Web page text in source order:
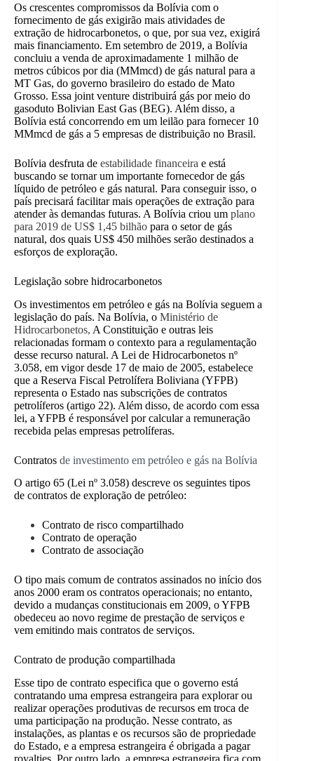
Os crescentes compromissos da Bolívia com o
fornecimento de gás exigirão mais atividades de
extração de hidrocarbonetos, o que, por sua vez, exigirá
mais financiamento. Em setembro de 2019, a Bolívia
concluiu a venda de aproximadamente 1 milhão de
metros cúbicos por dia (MMmcd) de gás natural para a
MT Gas, do governo brasileiro do estado de Mato
Grosso. Essa joint venture distribuirá gás por meio do
gasoduto Bolivian East Gas (BEG). Além disso, a
Bolívia está concorrendo em um leilão para fornecer 10
MMmcd de gás a 5 empresas de distribuição no Brasil.
Bolívia desfruta de estabilidade financeira e está
buscando se tornar um importante fornecedor de gás
líquido de petróleo e gás natural. Para conseguir isso, o
país precisará facilitar mais operações de extração para
atender às demandas futuras. A Bolívia criou um plano
para 2019 de US$ 1,45 bilhão para o setor de gás
natural, dos quais US$ 450 milhões serão destinados a
esforços de exploração.
Legislação sobre hidrocarbonetos
Os investimentos em petróleo e gás na Bolívia seguem a
legislação do país. Na Bolívia, o Ministério de
Hidrocarbonetos, A Constituição e outras leis
relacionadas formam o contexto para a regulamentação
desse recurso natural. A Lei de Hidrocarbonetos nº
3.058, em vigor desde 17 de maio de 2005, estabelece
que a Reserva Fiscal Petrolífera Boliviana (YFPB)
representa o Estado nas subscrições de contratos
petrolíferos (artigo 22). Além disso, de acordo com essa
lei, a YFPB é responsável por calcular a remuneração
recebida pelas empresas petrolíferas.
Contratos de investimento em petróleo e gás na Bolívia
O artigo 65 (Lei nº 3.058) descreve os seguintes tipos
de contratos de exploração de petróleo:
Contrato de risco compartilhado
Contrato de operação
Contrato de associação
O tipo mais comum de contratos assinados no início dos
anos 2000 eram os contratos operacionais; no entanto,
devido a mudanças constitucionais em 2009, o YFPB
obedeceu ao novo regime de prestação de serviços e
vem emitindo mais contratos de serviços.
Contrato de produção compartilhada
Esse tipo de contrato especifica que o governo está
contratando uma empresa estrangeira para explorar ou
realizar operações produtivas de recursos em troca de
uma participação na produção. Nesse contrato, as
instalações, as plantas e os recursos são de propriedade
do Estado, e a empresa estrangeira é obrigada a pagar